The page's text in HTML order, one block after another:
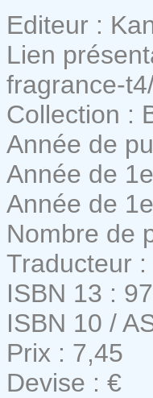
Editeur :
Lien
fragrance-
Collection :
Année de
Année de
Année de
Nombre de
Traducteur
ISBN 13 :
ISBN 10 /
Prix : 7,45
Devise : €